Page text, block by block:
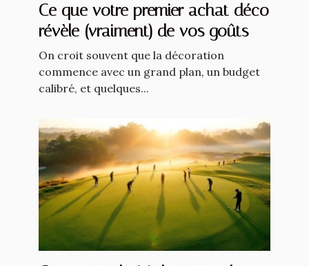
Ce que votre premier achat déco
révèle (vraiment) de vos goûts
On croit souvent que la décoration
commence avec un grand plan, un budget
calibré, et quelques...